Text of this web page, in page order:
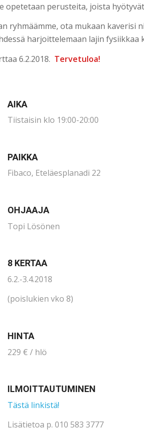
opetetaan perusteita, joista
ryhmäämme, ota mukaan kaverisi
harjoittelemaan lajin fysiikkaa
6.2.2018. Tervetuloa!
AIKA
Tiistaisin klo 19:00-20:00
PAIKKA
Fibaco, Eteläesplanadi 22
OHJAAJA
Topi Lösönen
8 KERTAA
6.2.-3.4.2018
(poislukien vko 8)
HINTA
229 € / hlö
ILMOITTAUTUMINEN
Tästä linkistä!
Lisätietoa p. 010 583 3777